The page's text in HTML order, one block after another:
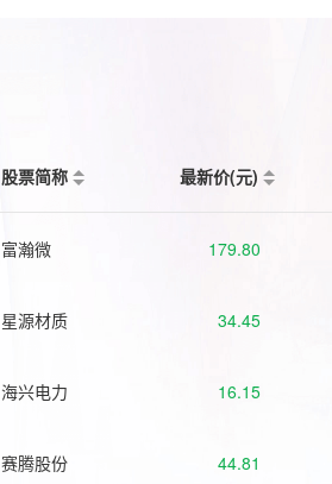
股票简称 最新价(元)
富瀚微 179.80
星源材质 34.45
海兴电力 16.15
赛腾股份 44.81